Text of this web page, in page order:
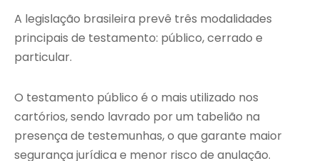
A legislação brasileira prevê três modalidades
principais de testamento: público, cerrado e
particular.
O testamento público é o mais utilizado nos
cartórios, sendo lavrado por um tabelião na
presença de testemunhas, o que garante maior
segurança jurídica e menor risco de anulação.